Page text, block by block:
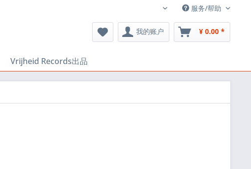
中文 服务/帮助
我的账户 ¥ 0.00 *
Vrijheid Records出品